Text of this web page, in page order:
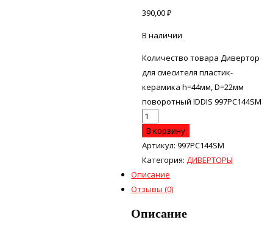
390,00₽
В наличии
Количество товара Дивертор
для смесителя пластик-
керамика h=44мм, D=22мм
поворотный IDDIS 997PC144SM
В корзину
Артикул: 997PC144SM
Категория: ДИВЕРТОРЫ
Описание
Отзывы (0)
Описание